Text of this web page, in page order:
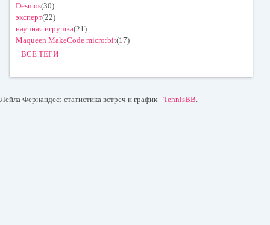
Desmos(30)
эксперт(22)
научная игрушка(21)
Maqueen MakeCode micro:bit(17)
ВСЕ ТЕГИ
Лейла Фернандес: статистика встреч и график - TennisBB.